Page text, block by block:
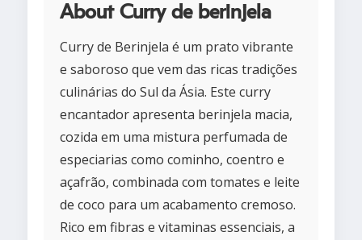
About Curry de berinjela
Curry de Berinjela é um prato vibrante
e saboroso que vem das ricas tradições
culinárias do Sul da Ásia. Este curry
encantador apresenta berinjela macia,
cozida em uma mistura perfumada de
especiarias como cominho, coentro e
açafrão, combinada com tomates e leite
de coco para um acabamento cremoso.
Rico em fibras e vitaminas essenciais, a